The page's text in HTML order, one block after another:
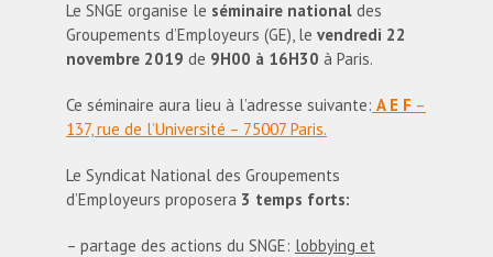
Le SNGE organise le séminaire national des
Groupements d’Employeurs (GE), le vendredi 22
novembre 2019 de 9H00 à 16H30 à Paris.
Ce séminaire aura lieu à l’adresse suivante: A E F –
137, rue de l’Université – 75007 Paris.
Le Syndicat National des Groupements
d’Employeurs proposera 3 temps forts:
– partage des actions du SNGE: lobbying et